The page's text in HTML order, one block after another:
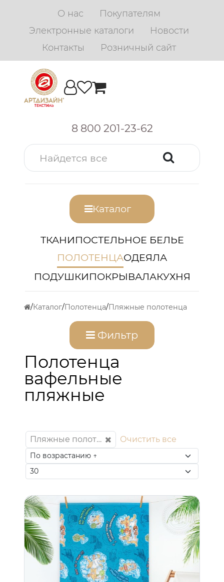
О нас
Покупателям
Электронные каталоги
Новости
Контакты
Розничный сайт
8 800 201-23-62
Каталог
ТКАНИПОСТЕЛЬНОЕ БЕЛЬЕ
ПОЛОТЕНЦАОДЕЯЛА
ПОДУШКИПОКРЫВАЛАКУХНЯ
Каталог Полотенца Пляжные полотенца
Фильтр
Полотенца
вафельные
пляжные
Пляжные полотенца Очистить все